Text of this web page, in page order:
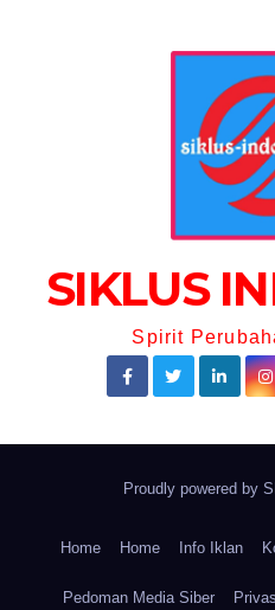
SIKLUS
Spirit
Proudly powered by
Home Home Info Iklan
Pedoman Media Siber